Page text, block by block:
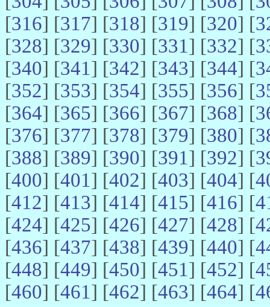
[316] [317] [318] [319] [320] [
[328] [329] [330] [331] [332] [
[340] [341] [342] [343] [344] [
[352] [353] [354] [355] [356] [
[364] [365] [366] [367] [368] [
[376] [377] [378] [379] [380] [
[388] [389] [390] [391] [392] [
[400] [401] [402] [403] [404] [
[412] [413] [414] [415] [416] [
[424] [425] [426] [427] [428] [
[436] [437] [438] [439] [440] [
[448] [449] [450] [451] [452] [
[460] [461] [462] [463] [464] [